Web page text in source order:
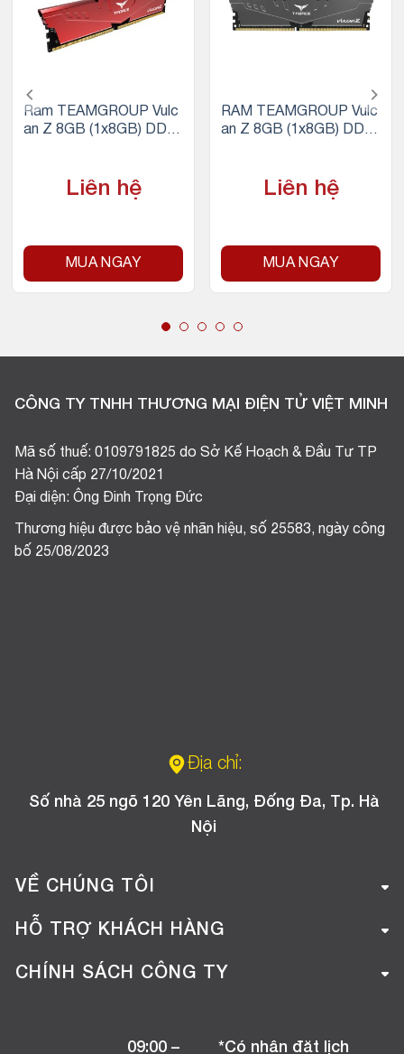
Ram TEAMGROUP Vulc
an Z 8GB (1x8GB) DDR
Liên hệ
MUA NGAY
RAM TEAMGROUP Vulc
an Z 8GB (1x8GB) DDR
Liên hệ
MUA NGAY
CÔNG TY TNHH THƯƠNG MẠI ĐIỆN TỬ VIỆT MINH
Mã số thuế: 0109791825 do Sở Kế Hoạch & Đầu Tư TP
Hà Nội cấp 27/10/2021
Đại diện: Ông Đinh Trọng Đức
Thương hiệu được bảo vệ nhãn hiệu, số 25583, ngày công
bố 25/08/2023
Địa chỉ:
Số nhà 25 ngõ 120 Yên Lãng, Đống Đa, Tp. Hà
Nội
VỀ CHÚNG TÔI
Giới thiệu công ty
Tuyển dụng
HỖ TRỢ KHÁCH HÀNG
Hướng dẫn mua hàng online
Chương trình khuyến mãi
CHÍNH SÁCH CÔNG TY
09:00 – *Có nhận đặt lịch